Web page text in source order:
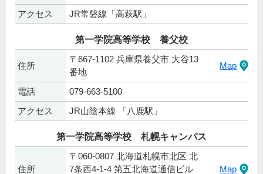
アクセス
JR常磐線「高萩駅」
第一学院高等学校 養父校
住所
〒667-1102 兵庫県養父市 大谷13
番地
Map
電話
079-663-5100
アクセス
JR山陰本線 「八鹿駅」
第一学院高等学校 札幌キャンパス
住所
〒060-0807 北海道札幌市北区 北
7条西4-1-4 第五北海道通信ビル
Map